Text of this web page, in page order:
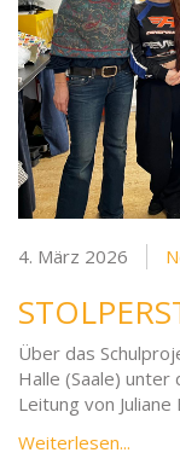
4. März 2026
Über das
Halle (Saale) unter
Leitung von
Weiterlesen...